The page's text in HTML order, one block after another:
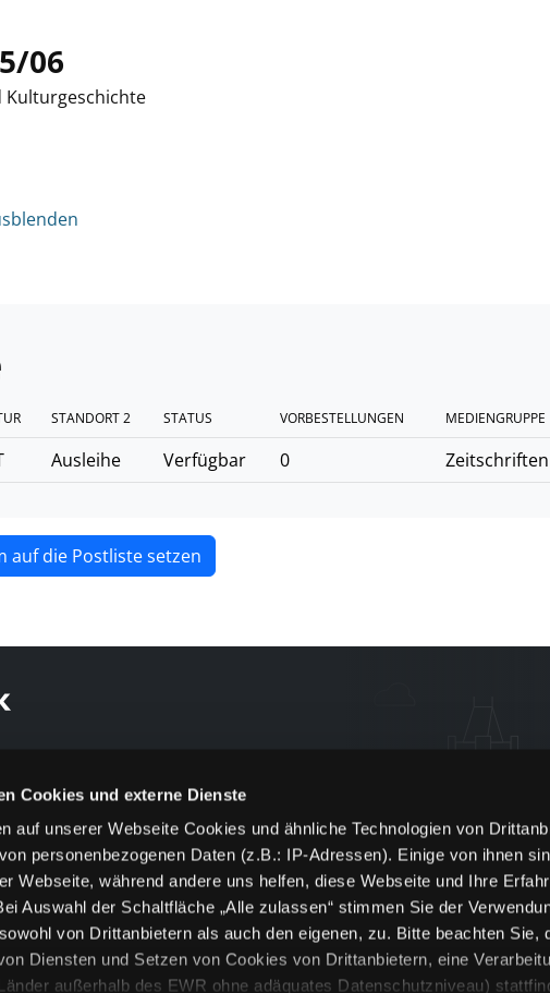
Cookies und externe Dienste
auf unserer Webseite Cookies und ähnliche Technologien von
personenbezogenen Daten (z.B.: IP-Adressen). Einige von ihnen
Webseite, während andere uns helfen, diese Webseite und Ihre
Auswahl der Schaltfläche „Alle zulassen“ stimmen Sie der
von Drittanbietern als auch den eigenen, zu. Bitte beachten Sie,
Diensten und Setzen von Cookies von Drittanbietern, eine
außerhalb des EWR ohne adäquates Datenschutzniveau)
06
STANDORT 2 STATUS VORBESTELLUNGEN MEDIENGRUPPE
Ausleihe Verfügbar 0 Zeitschriften
auf die Postliste setzen